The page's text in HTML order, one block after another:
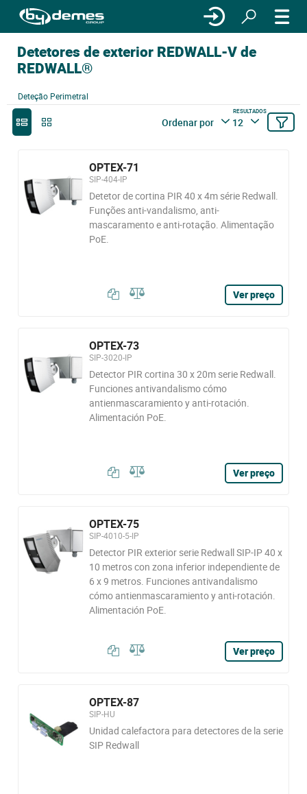
Detetores de exterior REDWALL-V de
REDWALL®
Deteção Perimetral
Ordenar por
RESULTADOS
12
OPTEX-71
SIP-404-IP
Detetor de cortina PIR 40 x 4m série Redwall.
Funções anti-vandalismo, anti-
mascaramento e anti-rotação. Alimentação
PoE.
Ver preço
OPTEX-73
SIP-3020-IP
Detector PIR cortina 30 x 20m serie Redwall.
Funciones antivandalismo cómo
antienmascaramiento y anti-rotación.
Alimentación PoE.
Ver preço
OPTEX-75
SIP-4010-5-IP
Detector PIR exterior serie Redwall SIP-IP 40 x
10 metros con zona inferior independiente de
6 x 9 metros. Funciones antivandalismo
cómo antienmascaramiento y anti-rotación.
Alimentación PoE.
Ver preço
OPTEX-87
SIP-HU
Unidad calefactora para detectores de la serie
SIP Redwall